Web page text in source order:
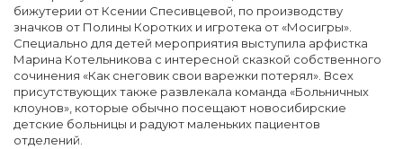
бижутерии от Ксении Спесивцевой, по производству
значков от Полины Коротких и игротека от «Мосигры».
Специально для детей мероприятия выступила арфистка
Марина Котельникова с интересной сказкой собственного
сочинения «Как снеговик свои варежки потерял». Всех
присутствующих также развлекала команда «Больничных
клоунов», которые обычно посещают новосибирские
детские больницы и радуют маленьких пациентов
отделений.